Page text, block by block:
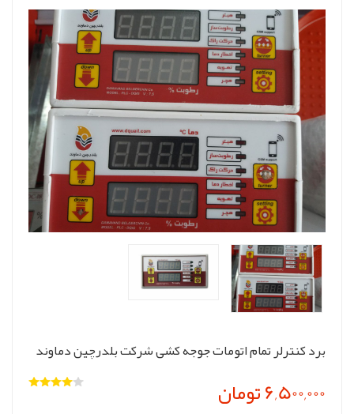
برد کنترلر تمام اتومات جوجه کشی شرکت بلدرچین دماوند
6,500,000 تومان